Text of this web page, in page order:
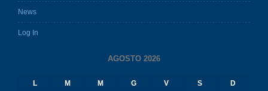
News
Log In
AGOSTO 2026
L M M G V S D